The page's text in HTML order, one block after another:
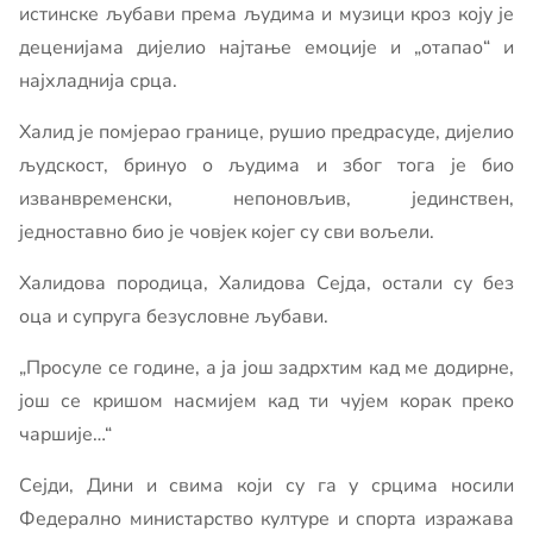
истинске љубави према људима и музици кроз коју је
деценијама дијелио најтање емоције и „отапао“ и
најхладнија срца.
Халид је помјерао границе, рушио предрасуде, дијелио
људскост, бринуо о људима и због тога је био
изванвременски, непоновљив, јединствен,
једноставно био је човјек којег су сви вољели.
Халидова породица, Халидова Сејда, остали су без
оца и супруга безусловне љубави.
„Просуле се године, а ја још задрхтим кад ме додирне,
још се кришом насмијем кад ти чујем корак преко
чаршије…“
Сејди, Дини и свима који су га у срцима носили
Федерално министарство културе и спорта изражава